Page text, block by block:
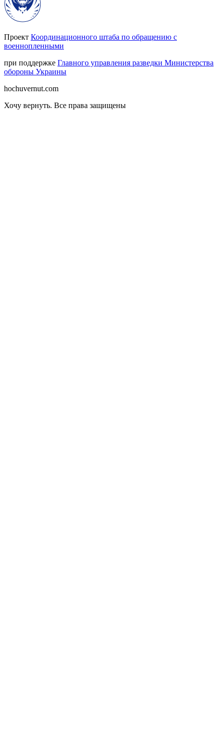
Проект Координационного штаба по обращению с
военнопленными
при поддержке Главного управления разведки Министерства
обороны Украины
hochuvernut.com
Хочу вернуть. Все права защищены